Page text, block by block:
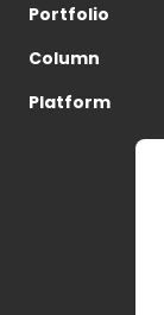
Portfolio
Column
Platform